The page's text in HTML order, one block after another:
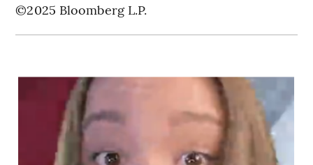
©2025 Bloomberg L.P.